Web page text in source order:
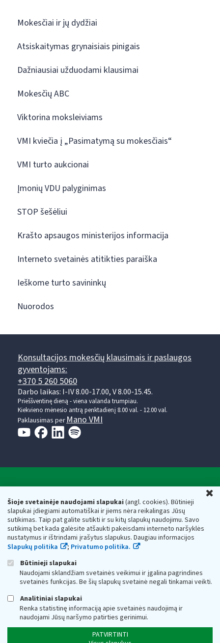
Šioje svetainėje naudojami slapukai(angl. cookies). Būtinieji
slapukai įdiegiami automatiškai ir jiems nėra reikalingas Jūsų
sutikimas. Taip pat galite sutikti ir su kitų slapukų naudojimu. Savo
sutikimą bet kada galėsite atšaukti pakeisdami interneto naršyklės
nustatymus ir ištrindami įrašytus slapukus. Daugiau informacijos
Slapukų politika
; Privatumo politika.
Būtinieji slapukai
Naudojami sklandžiam svetainės veikimui ir įgalina pagrindines
svetainės funkcijas. Be šių slapukų svetainė negali tinkamai veikti.
Analitiniai slapukai
Renka statistinę informaciją apie svetainės naudojimą ir
naudojami Jūsų naršymo patirties gerinimui.
PATVIRTINTI
Mokesčiai ir jų dydžiai
Atsiskaitymas grynaisiais pinigais
Dažniausiai užduodami klausimai
Mokesčių ABC
Viktorina moksleiviams
VMI kviečia į „Pasimatymą su mokesčiais“
VMI turto aukcionai
Įmonių VDU palyginimas
STOP šešėliui
Krašto apsaugos ministerijos informacija
Interneto svetainės atitikties paraiška
Ieškome turto savininkų
Nuorodos
Konsultacijos mokesčių klausimais ir paslaugos
gyventojams:
+370 5 260 5060
Darbo laikas: I-IV 8.00-17.00, V 8.00-15.45.
Prieššventinę dieną - viena valanda trumpiau.
Kiekvieno mėnesio antrą penktadienį 8.00 val. - 12.00 val.
Paklausimas perMano VMI
Valstybinė mokesčių inspekcija prie Lietuvos
Respublikos finansų ministerijos
Biudžetinė įstaiga. Juridinio asmens kodas — 188659752,
adresas: Vasario 16-osios g. 14, 01107 Vilnius, Lietuva, el.paštas:
vmi@vmi.lt , E. pristatymo dėžutės adresas 188659752
Duomenys apie Valstybinę mokesčių inspekciją prie Lietuvos
Respublikos finansų ministerijos kaupiami ir saugomi Juridinių